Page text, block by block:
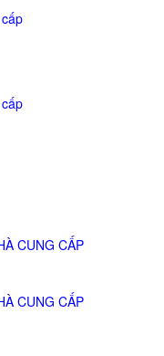
CUNG CẤP
CUNG CẤP